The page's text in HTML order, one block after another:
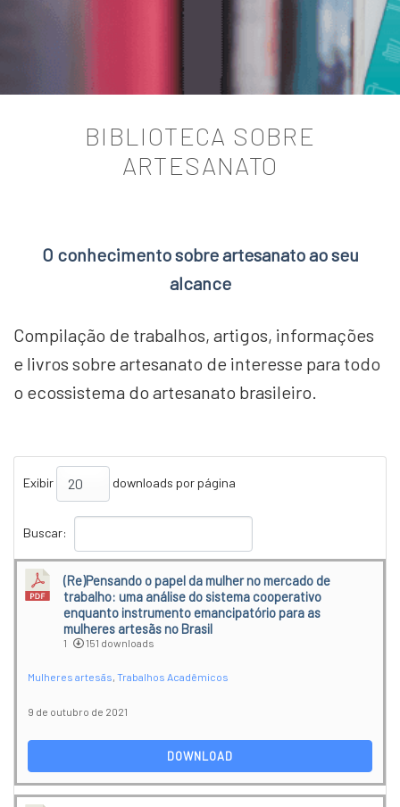
BIBLIOTECA SOBRE
ARTESANATO
O conhecimento sobre artesanato ao seu
alcance
Compilação de trabalhos, artigos, informações
e livros sobre artesanato de interesse para todo
o ecossistema do artesanato brasileiro.
Exibir downloads por página
Buscar:
(Re)Pensando o papel da mulher no mercado de
trabalho: uma análise do sistema cooperativo
enquanto instrumento emancipatório para as
mulheres artesãs no Brasil
1 151 downloads
Mulheres artesãs, Trabalhos Acadêmicos
9 de outubro de 2021
DOWNLOAD